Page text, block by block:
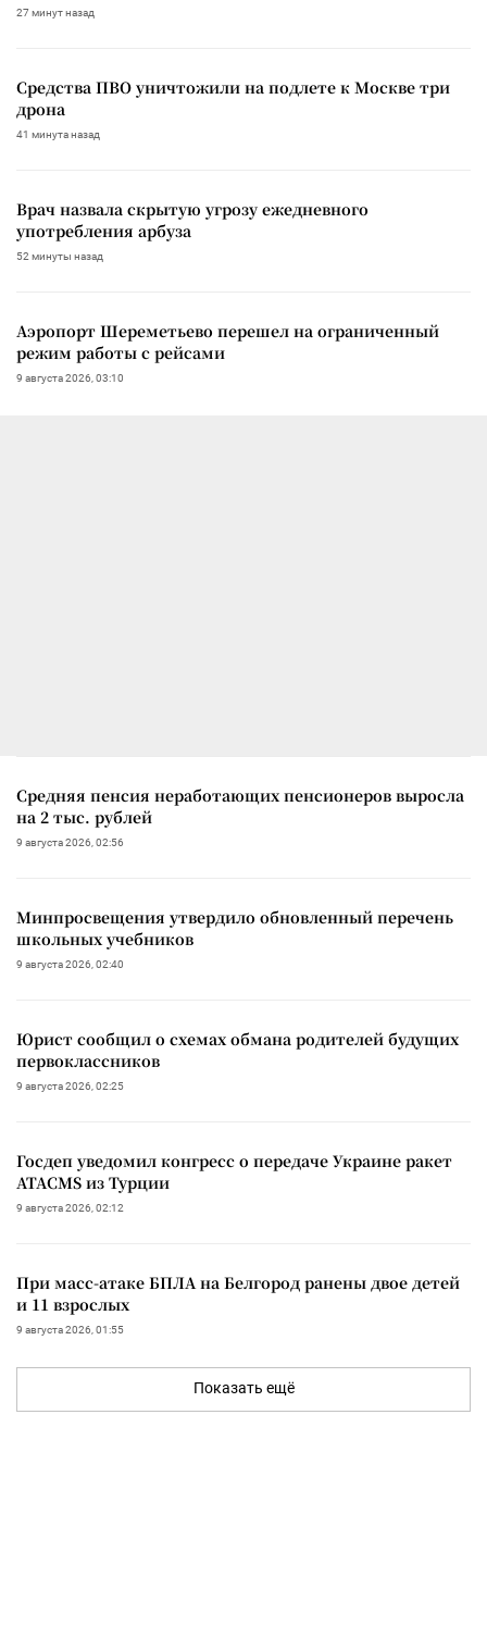
27 минут назад
Средства ПВО уничтожили на подлете к Москве три
дрона
41 минута назад
Врач назвала скрытую угрозу ежедневного
употребления арбуза
52 минуты назад
Аэропорт Шереметьево перешел на ограниченный
режим работы с рейсами
9 августа 2026, 03:10
Средняя пенсия неработающих пенсионеров выросла
на 2 тыс. рублей
9 августа 2026, 02:56
Минпросвещения утвердило обновленный перечень
школьных учебников
9 августа 2026, 02:40
Юрист сообщил о схемах обмана родителей будущих
первоклассников
9 августа 2026, 02:25
Госдеп уведомил конгресс о передаче Украине ракет
ATACMS из Турции
9 августа 2026, 02:12
При масс-атаке БПЛА на Белгород ранены двое детей
и 11 взрослых
9 августа 2026, 01:55
Показать ещё